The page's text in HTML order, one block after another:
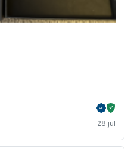
28 jul